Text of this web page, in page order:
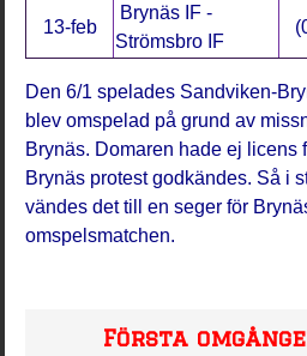
13-feb
Brynäs IF -
Strömsbro IF
Den 6/1 spelades Sandviken-
blev omspelad på grund av
Brynäs. Domaren hade ej licens
Brynäs protest godkändes. Så i
vändes det till en seger för
omspelsmatchen.
Första